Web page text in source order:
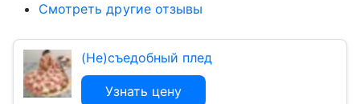
Смотреть другие отзывы
(Не)съедобный плед
Узнать цену